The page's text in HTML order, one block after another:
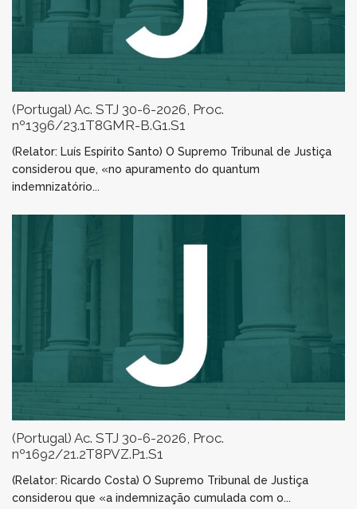
(Portugal) Ac. STJ 30-6-2026, Proc.
nº1396/23.1T8GMR-B.G1.S1
(Relator: Luís Espírito Santo) O Supremo Tribunal de Justiça
considerou que, «no apuramento do quantum
indemnizatório...
(Portugal) Ac. STJ 30-6-2026, Proc.
nº1692/21.2T8PVZ.P1.S1
(Relator: Ricardo Costa) O Supremo Tribunal de Justiça
considerou que «a indemnização cumulada com o...